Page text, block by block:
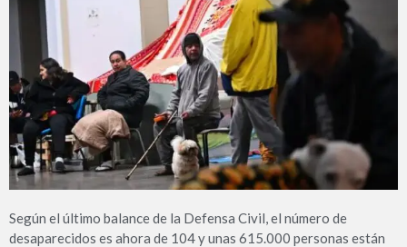
Según el último balance de la Defensa Civil, el número de
desaparecidos es ahora de 104 y unas 615.000 personas están